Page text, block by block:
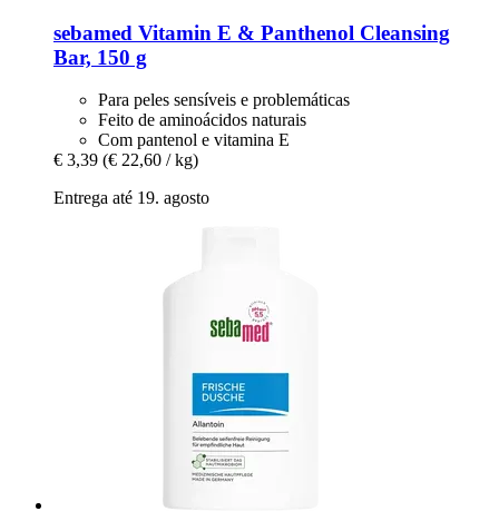
sebamed Vitamin E & Panthenol Cleansing
Bar, 150 g
Para peles sensíveis e problemáticas
Feito de aminoácidos naturais
Com pantenol e vitamina E
€ 3,39 (€ 22,60 / kg)
Entrega até 19. agosto